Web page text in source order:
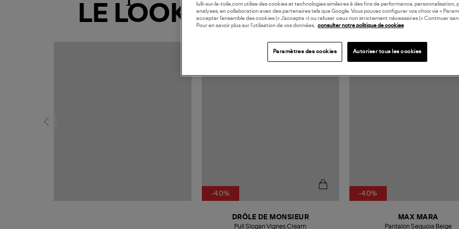
LE LOOK
-40%
DRÔLE DE MONSIEUR
Pull Slogan Vignes Cream
-40%
MAX MARA
Pantalon Sequoia Beige
lulli-sur-la-toile.com utilise des cookies et technologies similaires à des fins de performance, personnalisation,
analyses, en collaboration avec des partenaires tels que Google. Vous pouvez configurer vos choix via «
accepter l’ensemble des cookies (« J’accepte ») ou refuser ceux non strictement nécessaires (« Continuer
Pour en savoir plus sur l’utilisation de vos données,
consulter notre politique de cookies
Paramètres des cookies Autoriser tous les cookies